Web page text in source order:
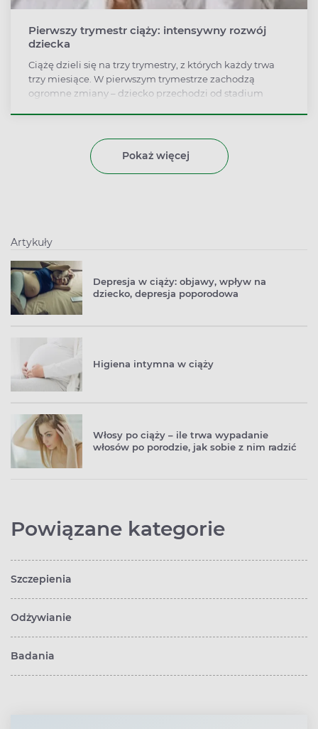
Pierwszy trymestr ciąży: intensywny rozwój
dziecka
Ciążę dzieli się na trzy trymestry, z których każdy trwa
trzy miesiące. W pierwszym trymestrze zachodzą
ogromne zmiany – dziecko przechodzi od stadium
Pokaż więcej
Artykuły
Depresja w ciąży: objawy, wpływ na
dziecko, depresja poporodowa
Higiena intymna w ciąży
Włosy po ciąży – ile trwa wypadanie
włosów po porodzie, jak sobie z nim radzić
Powiązane kategorie
Szczepienia
Odżywianie
Badania